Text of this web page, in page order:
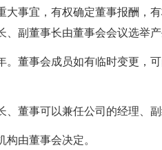
大事宜，有权确定董事报酬，
、副董事长由董事会会议选举产
。董事会成员如有临时变更，
、董事可以兼任公司的经理、副
构由董事会决定。